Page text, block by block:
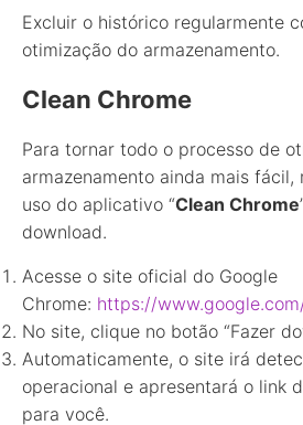
Excluir o histórico regularmente
otimização do armazenamento.
Clean Chrome
Para tornar todo o processo de
armazenamento ainda mais fácil,
uso do aplicativo “Clean Chrome
download.
Acesse o site oficial do Google
Chrome: https://
No site, clique no botão “Fazer
Automaticamente, o site irá
operacional e apresentará o link
para você.